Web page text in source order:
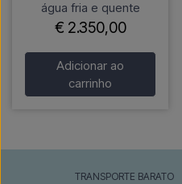
água fria e quente
€ 2.350,00
Adicionar ao
carrinho
TRANSPORTE BARATO